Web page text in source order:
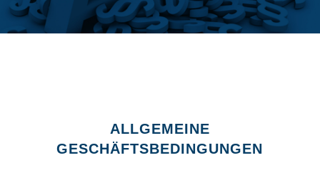
ALLGEMEINE
GESCHÄFTSBEDINGUNGEN